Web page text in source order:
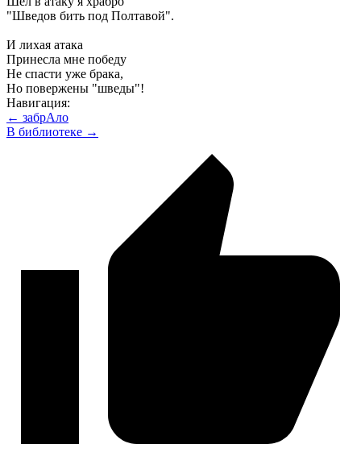
"Шведов бить под Полтавой".
И лихая атака
Принесла мне победу
Не спасти уже брака,
Но повержены "шведы"!
Навигация:
← забрАло
В библиотеке →